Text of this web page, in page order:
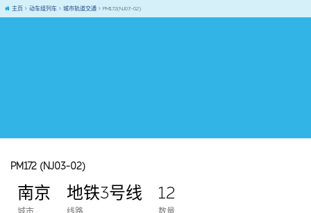
主页 动车组列车 城市轨道交通 PM172(NJ03-02)
PM172 (NJ03-02)
南京 地铁3号线 12